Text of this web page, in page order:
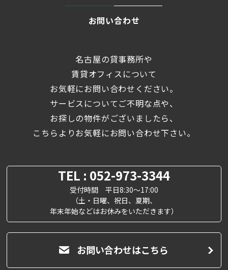
お問い合わせ
名古屋の貸事務所や
賃貸オフィスについて
お気軽にお問い合わせください。
サービスについてご不明な点や、
お探しの物件がございましたら、
こちらよりお気軽にお問い合わせ下さい。
TEL : 052-973-3344
受付時間 平日8:30～17:00
（土・日曜、祝日、夏期、
年末年始などはお休みをいただきます）
お問い合わせはこちら